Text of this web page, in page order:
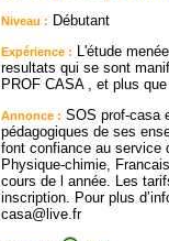
Niveau : Débutant
Expérience : L'étude
resultats qui se sont
PROF CASA , et plus
Annonce : SOS prof-casa
pédagogiques de ses
font confiance au service
Physique-chimie,
cours de l année. Les
inscription. Pour plus
casa@live.fr